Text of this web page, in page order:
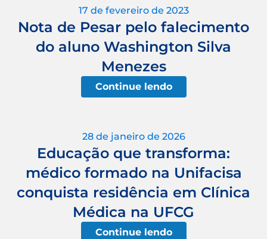
17 de fevereiro de 2023
Nota de Pesar pelo falecimento
do aluno Washington Silva
Menezes
Continue lendo
28 de janeiro de 2026
Educação que transforma:
médico formado na Unifacisa
conquista residência em Clínica
Médica na UFCG
Continue lendo